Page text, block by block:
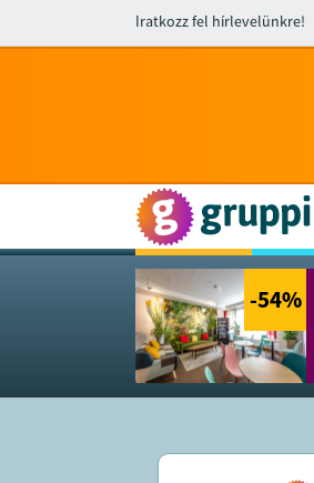
Iratkozz fel hírlevelünkre!
-54%